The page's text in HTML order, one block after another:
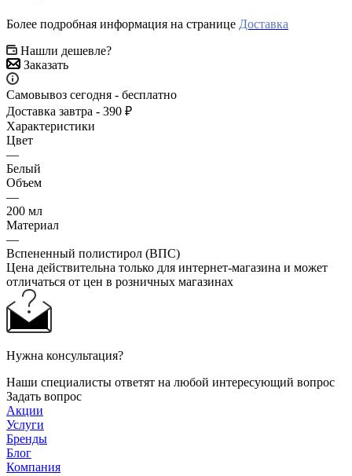
Более подробная информация на странице Доставка
Нашли дешевле?
Заказать
Самовывоз сегодня - бесплатно
Доставка завтра - 390 ₽
Характеристики
Цвет
—
Белый
Объем
—
200 мл
Материал
—
Вспененный полистирол (ВПС)
Цена действительна только для интернет-магазина и может
отличаться от цен в розничных магазинах
Нужна консультация?
Наши специалисты ответят на любой интересующий вопрос
Задать вопрос
Акции
Услуги
Бренды
Блог
Компания